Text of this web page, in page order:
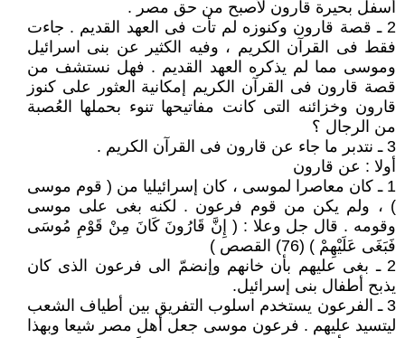
أسفل بحيرة قارون لأصبح من حق مصر .
2 ـ قصة قارون وكنوزه لم تأت فى العهد القديم . جاءت
فقط فى القرآن الكريم ، وفيه الكثير عن بنى اسرائيل
وموسى مما لم يذكره العهد القديم . فهل نستشف من
قصة قارون فى القرآن الكريم إمكانية العثور على كنوز
قارون وخزائنه التى كانت مفاتيحها تنوء بحملها العُصبة
من الرجال ؟
3 ـ نتدبر ما جاء عن قارون فى القرآن الكريم .
أولا : عن قارون
1 ـ كان معاصرا لموسى ، كان إسرائيليا من ( قوم موسى
) ، ولم يكن من قوم فرعون . لكنه بغى على موسى
وقومه . قال جل وعلا : ( إِنَّ قَارُونَ كَانَ مِنْ قَوْمِ مُوسَى
فَبَغَى عَلَيْهِمْ ) (76) القصص )
2 ـ بغى عليهم بأن خانهم وإنضمّ الى فرعون الذى كان
يذبح أطفال بنى إسرائيل.
3 ـ الفرعون يستخدم اسلوب التفريق بين أطياف الشعب
ليتسيد عليهم . فرعون موسى جعل أهل مصر شيعا وبهذا